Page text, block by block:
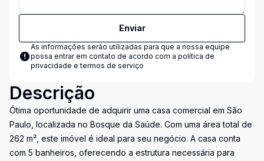
Enviar
As informações serão utilizadas para que a nossa equipe
possa entrar em contato de acordo com a política de
privacidade e termos de serviço
Descrição
Ótima oportunidade de adquirir uma casa comercial em São
Paulo, localizada no Bosque da Saúde. Com uma área total de
262 m², este imóvel é ideal para seu negócio. A casa conta
com 5 banheiros, oferecendo a estrutura necessária para